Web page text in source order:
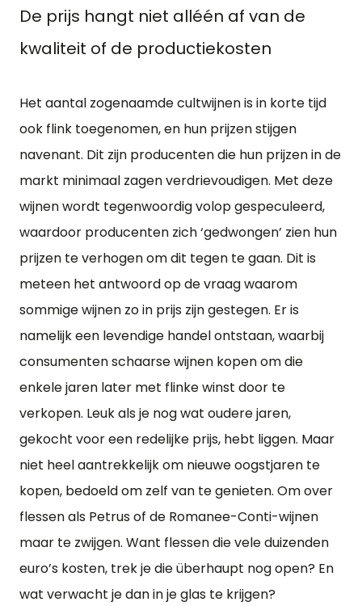
De prijs hangt niet alléén af van de
kwaliteit of de productiekosten
Het aantal zogenaamde cultwijnen is in korte tijd
ook flink toegenomen, en hun prijzen stijgen
navenant. Dit zijn producenten die hun prijzen in de
markt minimaal zagen verdrievoudigen. Met deze
wijnen wordt tegenwoordig volop gespeculeerd,
waardoor producenten zich ‘gedwongen’ zien hun
prijzen te verhogen om dit tegen te gaan. Dit is
meteen het antwoord op de vraag waarom
sommige wijnen zo in prijs zijn gestegen. Er is
namelijk een levendige handel ontstaan, waarbij
consumenten schaarse wijnen kopen om die
enkele jaren later met flinke winst door te
verkopen. Leuk als je nog wat oudere jaren,
gekocht voor een redelijke prijs, hebt liggen. Maar
niet heel aantrekkelijk om nieuwe oogstjaren te
kopen, bedoeld om zelf van te genieten. Om over
flessen als Petrus of de Romanee-Conti-wijnen
maar te zwijgen. Want flessen die vele duizenden
euro’s kosten, trek je die überhaupt nog open? En
wat verwacht je dan in je glas te krijgen?